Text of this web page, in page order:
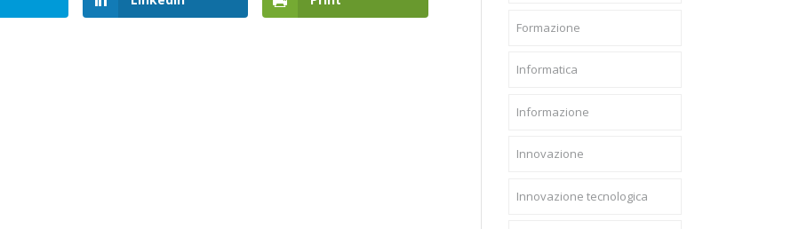
Formazione
Informatica
Informazione
Innovazione
Innovazione tecnologica